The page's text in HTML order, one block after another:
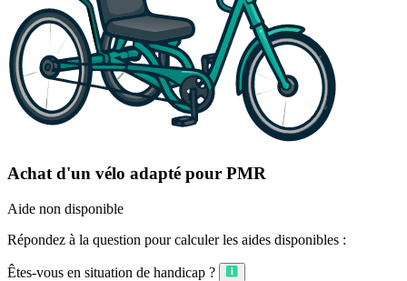
Achat d'un vélo adapté pour PMR
Aide non disponible
Répondez à la question pour calculer les aides disponibles :
Êtes-vous en situation de handicap ?